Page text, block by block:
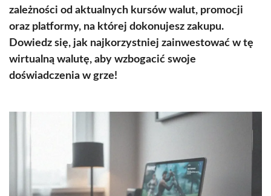
zależności od aktualnych kursów walut, promocji
oraz platformy, na której dokonujesz zakupu.
Dowiedz się, jak najkorzystniej zainwestować w tę
wirtualną walutę, aby wzbogacić swoje
doświadczenia w grze!